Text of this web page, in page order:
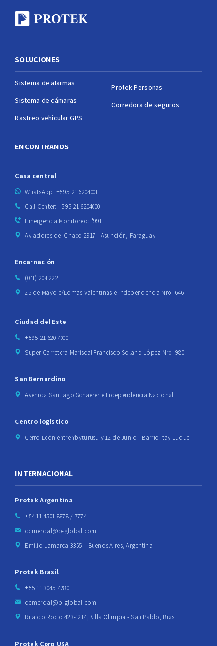
SOLUCIONES
Sistema de alarmas
Sistema de cámaras
Rastreo vehicular GPS
Protek Personas
Corredora de seguros
ENCONTRANOS
Casa central
WhatsApp: +595 21 6204001
Call Center: +595 21 6204000
Emergencia Monitoreo: *991
Aviadores del Chaco 2917 - Asunción, Paraguay
Encarnación
(071) 204 222
25 de Mayo e/Lomas Valentinas e Independencia Nro. 646
Ciudad del Este
+595 21 620 4000
Super Carretera Mariscal Francisco Solano López Nro. 980
San Bernardino
Avenida Santiago Schaerer e Independencia Nacional
Centro logístico
Cerro León entre Ybyturusu y 12 de Junio - Barrio Itay Luque
INTERNACIONAL
Protek Argentina
+54 11 4501 8878 / 7774
comercial@p-global.com
Emilio Lamarca 3365 - Buenos Aires, Argentina
Protek Brasil
+55 11 3045 4280
comercial@p-global.com
Rua do Rocio 423-1214, Villa Olimpia - San Pablo, Brasil
Protek Corp USA